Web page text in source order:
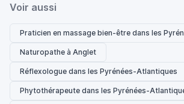
Voir aussi
Praticien en massage bien-être dans les
Naturopathe à Anglet
Réflexologue dans les Pyrénées-Atlantiques
Phytothérapeute dans les Pyrénées-